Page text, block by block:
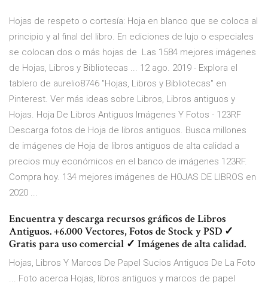
Hojas de respeto o cortesía: Hoja en blanco que se coloca al
principio y al final del libro. En ediciones de lujo o especiales
se colocan dos o más hojas de Las 1584 mejores imágenes
de Hojas, Libros y Bibliotecas ... 12 ago. 2019 - Explora el
tablero de aurelio8746 "Hojas, Libros y Bibliotecas" en
Pinterest. Ver más ideas sobre Libros, Libros antiguos y
Hojas. Hoja De Libros Antiguos Imágenes Y Fotos - 123RF
Descarga fotos de Hoja de libros antiguos. Busca millones
de imágenes de Hoja de libros antiguos de alta calidad a
precios muy económicos en el banco de imágenes 123RF.
Compra hoy. 134 mejores imágenes de HOJAS DE LIBROS en
2020 ...
Encuentra y descarga recursos gráficos de Libros
Antiguos. +6.000 Vectores, Fotos de Stock y PSD ✓
Gratis para uso comercial ✓ Imágenes de alta calidad.
Hojas, Libros Y Marcos De Papel Sucios Antiguos De La Foto
... Foto acerca Hojas, libros antiguos y marcos de papel